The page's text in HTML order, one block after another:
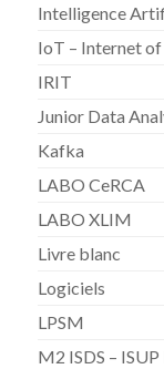
Intelligence
IoT – Internet
IRIT
Junior Data
Kafka
LABO CeRCA
LABO XLIM
Livre blanc
Logiciels
LPSM
M2 ISDS –